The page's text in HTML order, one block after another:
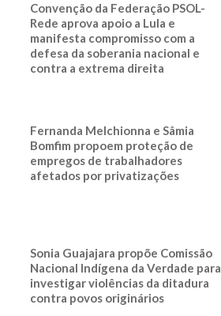
Convenção da Federação PSOL-
Rede aprova apoio a Lula e
manifesta compromisso com a
defesa da soberania nacional e
contra a extrema direita
Fernanda Melchionna e Sâmia
Bomfim propoem proteção de
empregos de trabalhadores
afetados por privatizações
Sonia Guajajara propõe Comissão
Nacional Indígena da Verdade para
investigar violências da ditadura
contra povos originários